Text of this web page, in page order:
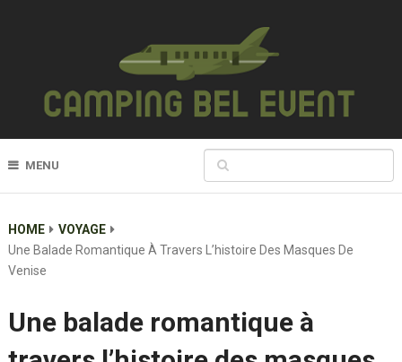
MENU
HOME
VOYAGE
Une Balade Romantique À Travers L’histoire Des Masques De
Venise
Une balade romantique à